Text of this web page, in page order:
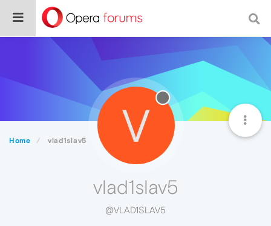
Home vlad1slav5 V
vlad1slav5
@VLAD1SLAV5